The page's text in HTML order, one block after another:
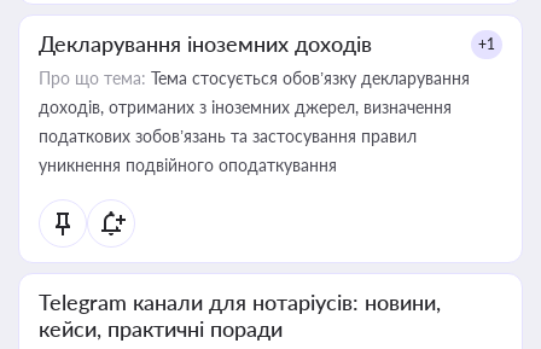
Декларування іноземних доходів +1
Про що тема: Тема стосується обов’язку декларування
доходів, отриманих з іноземних джерел, визначення
податкових зобов’язань та застосування правил
уникнення подвійного оподаткування
Telegram канали для нотаріусів: новини,
кейси, практичні поради